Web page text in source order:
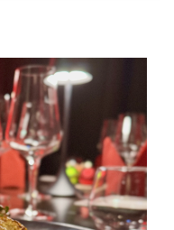
Mehr erfahren